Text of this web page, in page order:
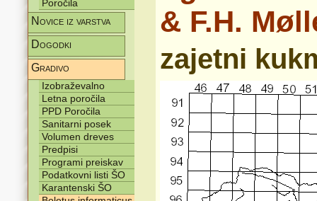
Poročila
Novice iz varstva
Dogodki
Gradivo
Izobraževalno
Letna poročila
PPD Poročila
Sanitarni posek
Volumen dreves
Predpisi
Programi preiskav
Podatkovni listi ŠO
Karantenski ŠO
& F.H.
zajetni